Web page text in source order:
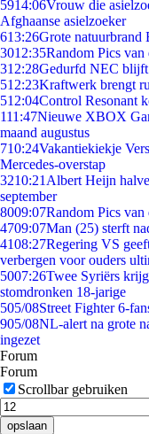
5914:06Vrouw die
Afghaanse asielzoeker
613:26Grote natuurbrand
3012:35Random Pics
312:28Gedurfd NEC
512:23Kraftwerk brengt
512:04Control Resonant
111:47Nieuwe XBOX
maand augustus
710:24Vakantiekiekje
Mercedes-overstap
3210:21 Albert Heijn
september
8009:07Random Pics
4709:07Man (25) sterft
4108:27Regering VS
verbergen voor ouders
5007:26Twee Syriërs
stomdronken 18-jarige
505/08Street Fighter 6-
905/08NL-alert na grote
ingezet
Forum
Forum
Scrollbar gebruiken
opslaan